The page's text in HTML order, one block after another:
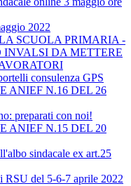
2022
SCUOLA PRIMARIA -
INVALSI DA METTERE
consulenza GPS
ANIEF N.16 DEL 26
preparati con noi!
ANIEF N.15 DEL 20
sindacale ex art.25
del 5-6-7 aprile 2022